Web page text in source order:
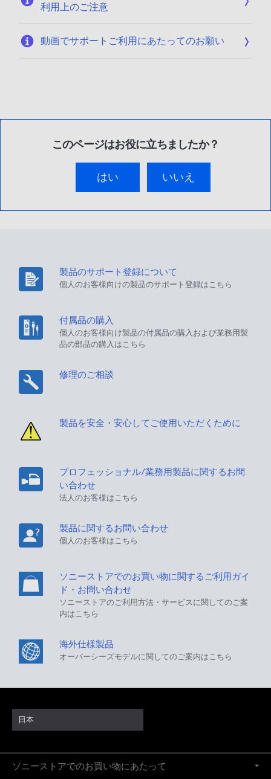
利用上のご注意
動画でサポートご利用にあたってのお願い
このページはお役に立ちましたか？
はい いいえ
製品のサポート登録について
個人のお客様向けの製品のサポート登録はこちら
付属品の購入
個人のお客様向け製品の付属品の購入および業務用製
品の部品の購入はこちら
修理のご相談
製品を安全・安心してご使用いただくために
プロフェッショナル/業務用製品に関するお問
い合わせ
法人のお客様はこちら
製品に関するお問い合わせ
個人のお客様はこちら
ソニーストアでのお買い物に関するご利用ガイ
ド・お問い合わせ
ソニーストアのご利用方法・サービスに関してのご案
内はこちら
海外仕様製品
オーバーシーズモデルに関してのご案内はこちら
日本
ソニーストアでのお買い物にあたって